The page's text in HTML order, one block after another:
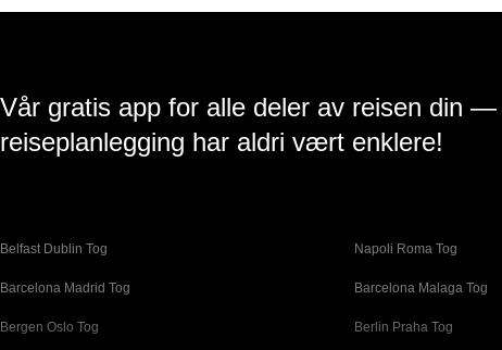
Vår gratis app for alle deler av reisen din —
reiseplanlegging har aldri vært enklere!
Belfast Dublin Tog Napoli Roma Tog
Barcelona Madrid Tog Barcelona Malaga Tog
Bergen Oslo Tog Berlin Praha Tog